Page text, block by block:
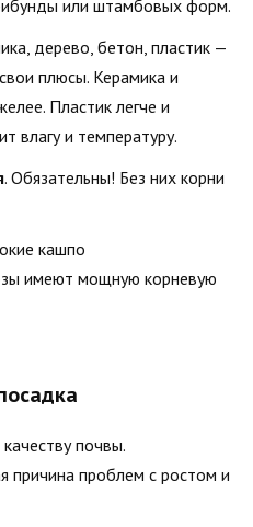
или штамбовых форм.
дерево, бетон, пластик —
плюсы. Керамика и
Пластик легче и
влагу и температуру.
. Обязательны! Без них корни
кашпо
имеют мощную корневую
почвы.
причина проблем с ростом и